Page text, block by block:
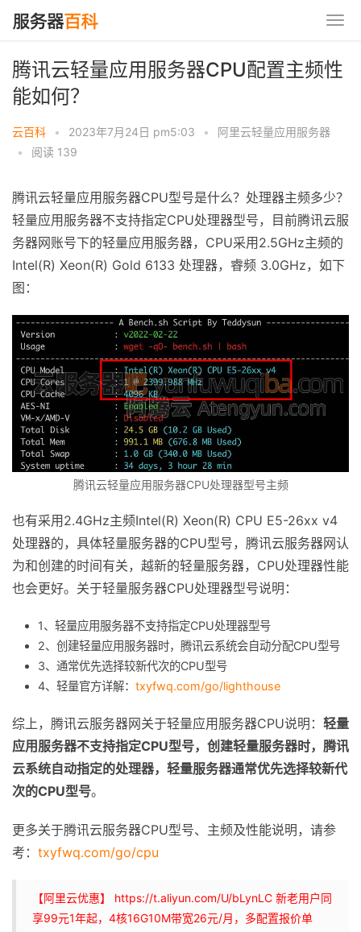
腾讯云轻量应用服务器CPU配置主频性
能如何？
云百科 • 2023年7月24日 pm5:03 •
阿里云轻量应用服务器
•
阅读 139
腾讯云轻量应用服务器CPU型号是什么？处理器主频多少？
轻量应用服务器不支持指定CPU处理器型号，目前腾讯云服
务器网账号下的轻量应用服务器，CPU采用2.5GHz主频的
Intel(R) Xeon(R) Gold 6133 处理器，睿频 3.0GHz，如下
图：
腾讯云轻量应用服务器CPU处理器型号主频
也有采用2.4GHz主频Intel(R) Xeon(R) CPU E5-26xx v4
处理器的，具体轻量服务器的CPU型号，腾讯云服务器网认
为和创建的时间有关，越新的轻量服务器，CPU处理器性能
也会更好。关于轻量服务器CPU处理器型号说明：
1、轻量应用服务器不支持指定CPU处理器型号
2、创建轻量应用服务器时，腾讯云系统会自动分配CPU型号
3、通常优先选择较新代次的CPU型号
4、轻量官方详解： txyfwq.com/go/lighthouse
综上，腾讯云服务器网关于轻量应用服务器CPU说明： 轻量
应用服务器不支持指定CPU型号，创建轻量服务器时，腾讯
云系统自动指定的处理器，轻量服务器通常优先选择较新代
次的CPU型号。
更多关于腾讯云服务器CPU型号、主频及性能说明，请参
考： txyfwq.com/go/cpu
【阿里云优惠】 https://t.aliyun.com/U/bLynLC 新老用户同
享99元1年起，4核16G10M带宽26元/月，多配置报价单